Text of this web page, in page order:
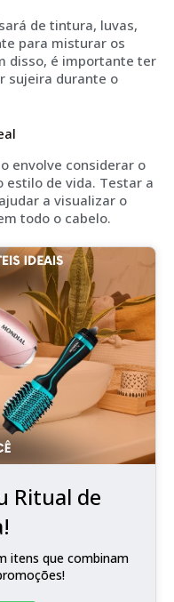
de tintura, luvas,
para misturar os
disso, é importante ter
sujeira durante o
envolve considerar o
estilo de vida. Testar a
a visualizar o
todo o cabelo.
Ritual de
itens que combinam